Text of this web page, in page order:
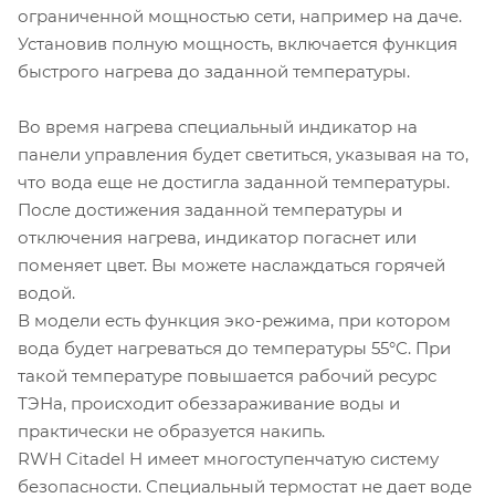
ограниченной мощностью сети, например на даче.
Установив полную мощность, включается функция
быстрого нагрева до заданной температуры.
Во время нагрева специальный индикатор на
панели управления будет светиться, указывая на то,
что вода еще не достигла заданной температуры.
После достижения заданной температуры и
отключения нагрева, индикатор погаснет или
поменяет цвет. Вы можете наслаждаться горячей
водой.
В модели есть функция эко-режима, при котором
вода будет нагреваться до температуры 55°С. При
такой температуре повышается рабочий ресурс
ТЭНа, происходит обеззараживание воды и
практически не образуется накипь.
RWH Citadel H имеет многоступенчатую систему
безопасности. Специальный термостат не дает воде